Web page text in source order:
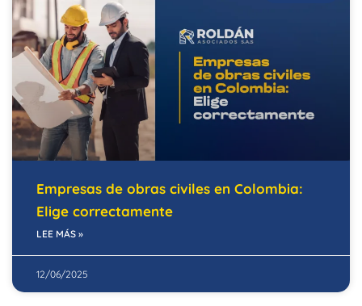
Empresas de obras civiles en Colombia:
Elige correctamente
LEE MÁS »
12/06/2025